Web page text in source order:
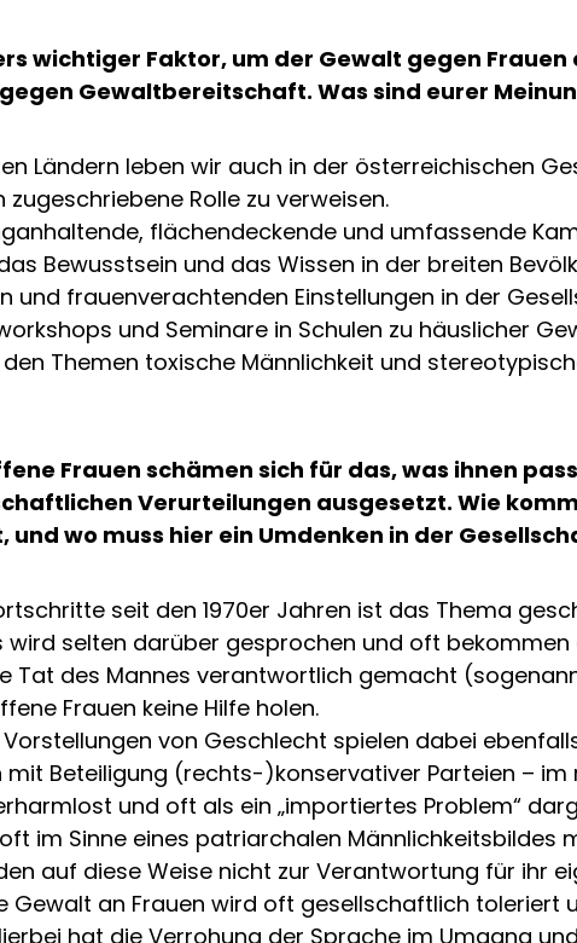
wichtiger Faktor, um der Gewalt gegen
Gewaltbereitschaft. Was sind eurer
Ländern leben wir auch in der österreichischen
zugeschriebene Rolle zu verweisen.
flächendeckende und umfassende
Bewusstsein und das Wissen in der breiten
und frauenverachtenden Einstellungen in der
und Seminare in Schulen zu häuslicher
den Themen toxische Männlichkeit und
Frauen schämen sich für das, was ihnen
Verurteilungen ausgesetzt. Wie
und wo muss hier ein Umdenken in der
seit den 1970er Jahren ist das Thema
wird selten darüber gesprochen und oft
Tat des Mannes verantwortlich gemacht
Frauen keine Hilfe holen.
von Geschlecht spielen dabei
mit Beteiligung (rechts-)konservativer Parteien –
und oft als ein „importiertes Problem“
im Sinne eines patriarchalen
auf diese Weise nicht zur Verantwortung für ihr
Gewalt an Frauen wird oft gesellschaftlich toleriert
hat die Verrohung der Sprache im Umgang